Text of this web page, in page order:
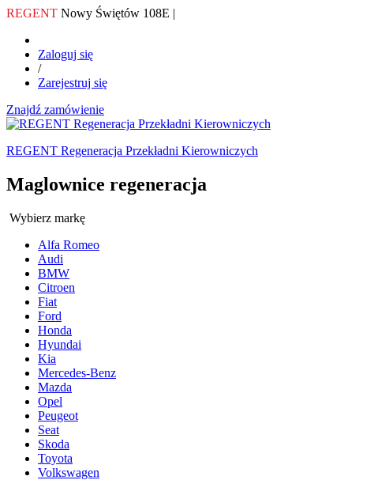
REGENT Nowy Świętów 108E |
Zaloguj się
/
Zarejestruj się
Znajdź zamówienie
REGENT Regeneracja Przekładni Kierowniczych
Maglownice regeneracja
Wybierz markę
Alfa Romeo
Audi
BMW
Citroen
Fiat
Ford
Honda
Hyundai
Kia
Mercedes-Benz
Mazda
Opel
Peugeot
Seat
Skoda
Toyota
Volkswagen